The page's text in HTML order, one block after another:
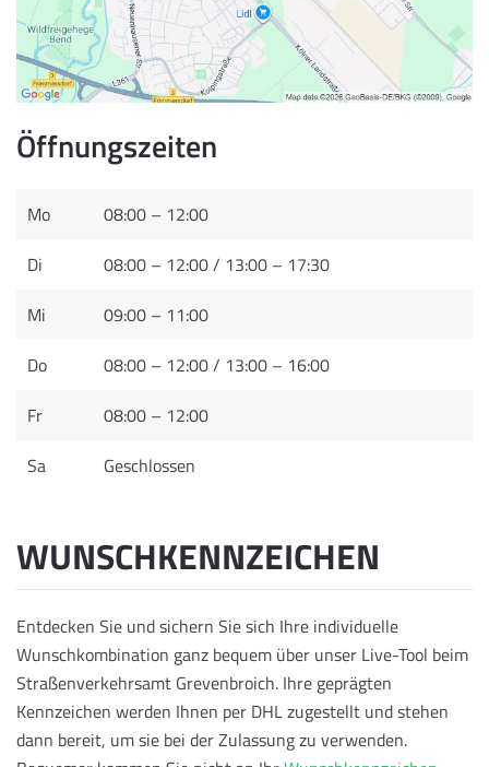
Öffnungszeiten
Mo
08:00 – 12:00
Di
08:00 – 12:00 / 13:00 – 17:30
Mi
09:00 – 11:00
Do
08:00 – 12:00 / 13:00 – 16:00
Fr
08:00 – 12:00
Sa
Geschlossen
WUNSCHKENNZEICHEN
Entdecken Sie und sichern Sie sich Ihre individuelle
Wunschkombination ganz bequem über unser Live-Tool beim
Straßenverkehrsamt Grevenbroich. Ihre geprägten
Kennzeichen werden Ihnen per DHL zugestellt und stehen
dann bereit, um sie bei der Zulassung zu verwenden.